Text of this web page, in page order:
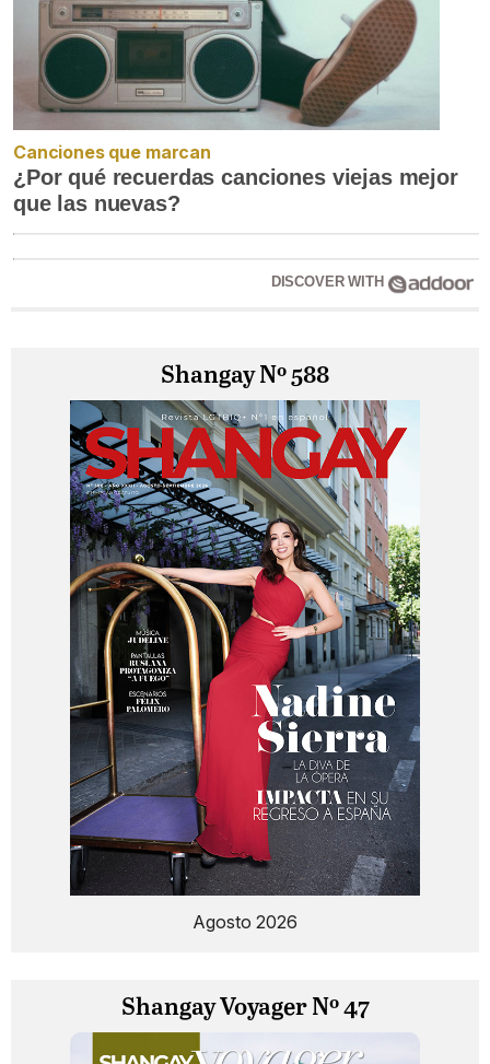
Canciones que marcan
¿Por qué recuerdas canciones viejas mejor
que las nuevas?
DISCOVER WITH
Shangay Nº 588
Agosto 2026
Shangay Voyager Nº 47